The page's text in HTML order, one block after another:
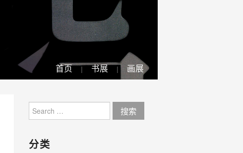
首页 书展 画展
for:
分类